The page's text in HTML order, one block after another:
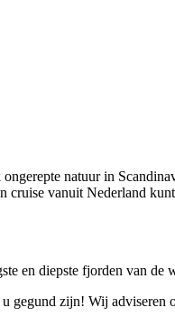
natuur in
vanuit Nederland
en diepste fjorden van de
zijn! Wij adviseren